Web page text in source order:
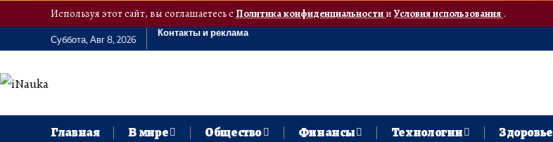
Используя этот сайт, вы соглашаетесь сПолитика конфиденциальностии Условия использования.
Суббота, Авг 8, 2026
Контакты и реклама
Главная В мире Общество Финансы Технологии Здоровье